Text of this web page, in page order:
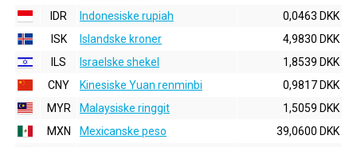
IDR
Indonesiske rupiah
0,0463 DKK
ISK
Islandske kroner
4,9830 DKK
ILS
Israelske shekel
1,8539 DKK
CNY
Kinesiske Yuan renminbi
0,9817 DKK
MYR
Malaysiske ringgit
1,5059 DKK
MXN
Mexicanske peso
39,0600 DKK